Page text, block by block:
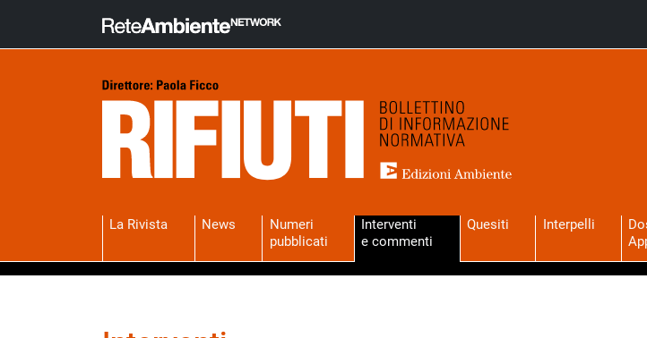
La Rivista News
Numeri
pubblicati
Interventi
e commenti
Quesiti Interpelli